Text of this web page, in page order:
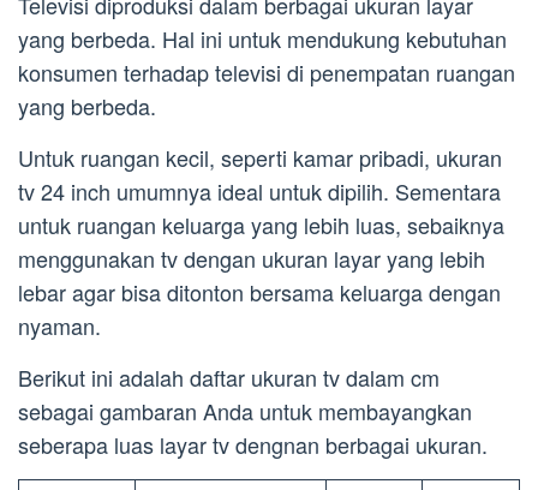
yang berbeda. Hal ini untuk mendukung kebutuhan
konsumen terhadap televisi di penempatan ruangan
yang berbeda.
Untuk ruangan kecil, seperti kamar pribadi, ukuran
tv 24 inch umumnya ideal untuk dipilih. Sementara
untuk ruangan keluarga yang lebih luas, sebaiknya
menggunakan tv dengan ukuran layar yang lebih
lebar agar bisa ditonton bersama keluarga dengan
nyaman.
Berikut ini adalah daftar ukuran tv dalam cm
sebagai gambaran Anda untuk membayangkan
seberapa luas layar tv dengnan berbagai ukuran.